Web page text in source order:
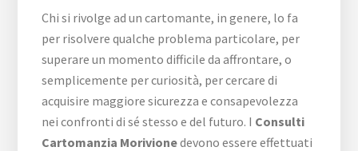
Chi si rivolge ad un cartomante, in genere, lo fa
per risolvere qualche problema particolare, per
superare un momento difficile da affrontare, o
semplicemente per curiosità, per cercare di
acquisire maggiore sicurezza e consapevolezza
nei confronti di sé stesso e del futuro. I Consulti
Cartomanzia Morivionedevono essere effettuati